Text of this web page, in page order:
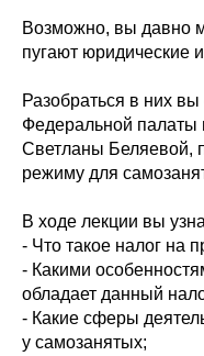
Возможно, вы давно
пугают юридические
Разобраться в них
Федеральной палаты
Светланы Беляевой,
режиму для
В ходе лекции вы
- Что такое налог на
- Какими
обладает данный
- Какие сферы
у самозанятых;